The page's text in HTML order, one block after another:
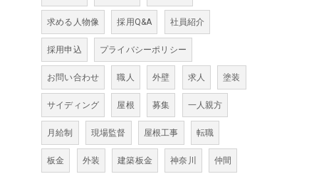
求める人物像 採用Q&A 社員紹介
採用申込 プライバシーポリシー
お問い合わせ 職人 外壁 求人 塗装
サイディング 屋根 募集 一人親方
月給制 現場監督 屋根工事 転職
板金 外装 建築板金 神奈川 仲間